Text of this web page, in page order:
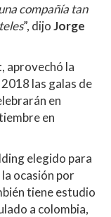
compañía tan
”, dijoJorge
, aprovechó la
las galas de
en
en
elegido para
ocasión por
tiene estudio
a colombia,